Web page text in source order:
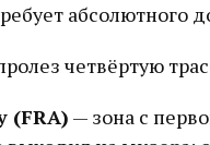
абсолютного
четвёртую
(FRA) — зона с